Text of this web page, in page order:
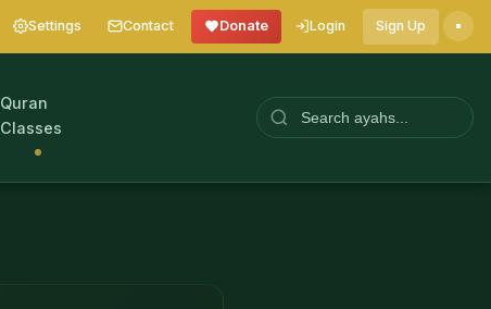
Settings Contact Donate Login Sign Up
Quran
Classes